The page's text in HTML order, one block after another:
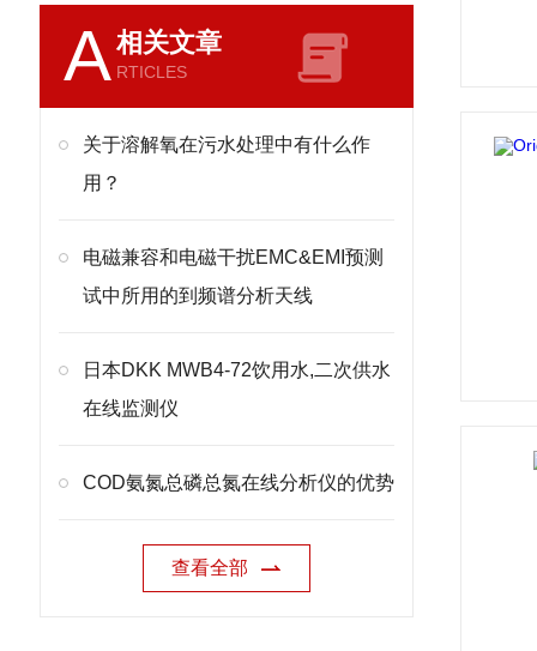
A相关文章
RTICLES
关于溶解氧在污水处理中有什么作
用？
电磁兼容和电磁干扰EMC&EMI预测
试中所用的到频谱分析天线
日本DKK MWB4-72饮用水,二次供水
在线监测仪
COD氨氮总磷总氮在线分析仪的优势
查看全部